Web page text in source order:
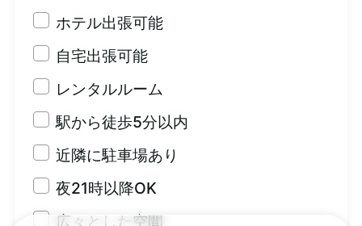
ホテル出張可能
自宅出張可能
レンタルルーム
駅から徒歩5分以内
近隣に駐車場あり
夜21時以降OK
広々とした空間